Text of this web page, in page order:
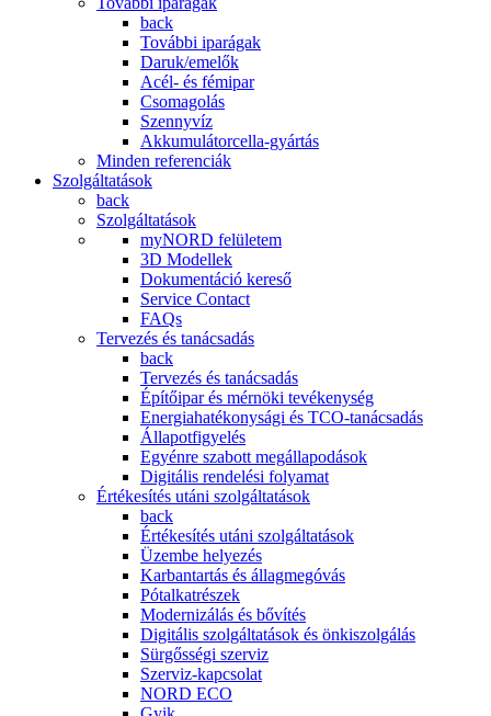
back
További iparágak
Daruk/emelők
Acél- és fémipar
Csomagolás
Szennyvíz
Akkumulátorcella-gyártás
Minden referenciák
Szolgáltatások
back
Szolgáltatások
myNORD felületem
3D Modellek
Dokumentáció kereső
Service Contact
FAQs
Tervezés és tanácsadás
back
Tervezés és tanácsadás
Építőipar és mérnöki tevékenység
Energiahatékonysági és TCO-tanácsadás
Állapotfigyelés
Egyénre szabott megállapodások
Digitális rendelési folyamat
Értékesítés utáni szolgáltatások
back
Értékesítés utáni szolgáltatások
Üzembe helyezés
Karbantartás és állagmegóvás
Pótalkatrészek
Modernizálás és bővítés
Digitális szolgáltatások és önkiszolgálás
Sürgősségi szerviz
Szerviz-kapcsolat
NORD ECO